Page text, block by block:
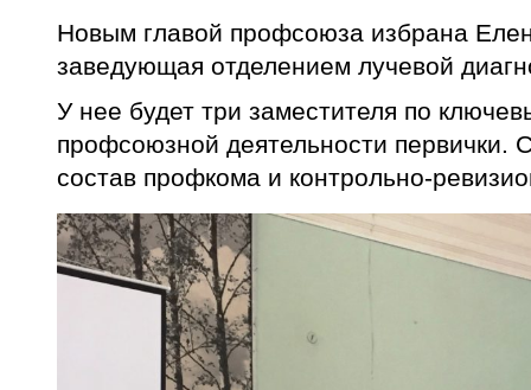
Новым главой профсоюза избрана
заведующая отделением лучевой
У нее будет три заместителя по
профсоюзной деятельности
состав профкома и контрольно-